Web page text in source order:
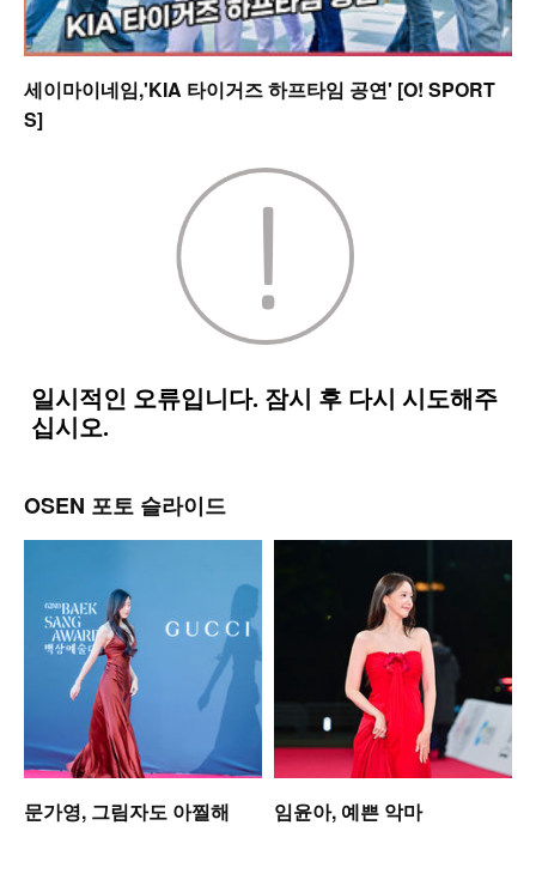
세이마이네임,'KIA 타이거즈 하프타임 공연' [O! SPORT
S]
OSEN 포토 슬라이드
문가영, 그림자도 아찔해 임윤아, 예쁜 악마